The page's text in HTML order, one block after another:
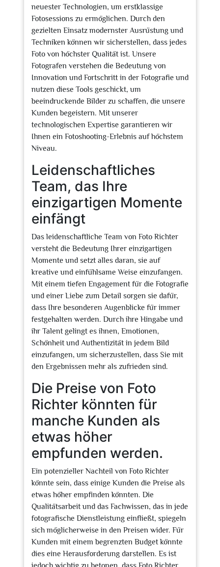
neuester Technologien, um erstklassige
Fotosessions zu ermöglichen. Durch den
gezielten Einsatz modernster Ausrüstung und
Techniken können wir sicherstellen, dass jedes
Foto von höchster Qualität ist. Unsere
Fotografen verstehen die Bedeutung von
Innovation und Fortschritt in der Fotografie und
nutzen diese Tools geschickt, um
beeindruckende Bilder zu schaffen, die unsere
Kunden begeistern. Mit unserer
technologischen Expertise garantieren wir
Ihnen ein Fotoshooting-Erlebnis auf höchstem
Niveau.
Leidenschaftliches
Team, das Ihre
einzigartigen Momente
einfängt
Das leidenschaftliche Team von Foto Richter
versteht die Bedeutung Ihrer einzigartigen
Momente und setzt alles daran, sie auf
kreative und einfühlsame Weise einzufangen.
Mit einem tiefen Engagement für die Fotografie
und einer Liebe zum Detail sorgen sie dafür,
dass Ihre besonderen Augenblicke für immer
festgehalten werden. Durch ihre Hingabe und
ihr Talent gelingt es ihnen, Emotionen,
Schönheit und Authentizität in jedem Bild
einzufangen, um sicherzustellen, dass Sie mit
den Ergebnissen mehr als zufrieden sind.
Die Preise von Foto
Richter könnten für
manche Kunden als
etwas höher
empfunden werden.
Ein potenzieller Nachteil von Foto Richter
könnte sein, dass einige Kunden die Preise als
etwas höher empfinden könnten. Die
Qualitätsarbeit und das Fachwissen, das in jede
fotografische Dienstleistung einfließt, spiegeln
sich möglicherweise in den Preisen wider. Für
Kunden mit einem begrenzten Budget könnte
dies eine Herausforderung darstellen. Es ist